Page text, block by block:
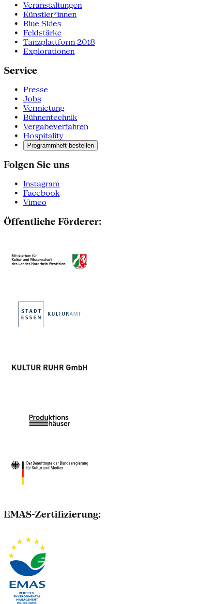
Veranstaltungen
Künstler*innen
Blue Skies
Feldstärke
Tanzplattform 2018
Explorationen
Service
Presse
Jobs
Vermietung
Bühnentechnik
Vergabeverfahren
Hospitality
Programmheft bestellen
Folgen Sie uns
Instagram
Facebook
Vimeo
Öffentliche Förderer:
EMAS-Zertifizierung: